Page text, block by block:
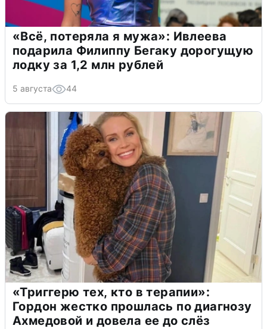
«Всё, потеряла я мужа»: Ивлеева
подарила Филиппу Бегаку дорогущую
лодку за 1,2 млн рублей
5 августа 44
«Триггерю тех, кто в терапии»:
Гордон жестко прошлась по диагнозу
Ахмедовой и довела ее до слёз